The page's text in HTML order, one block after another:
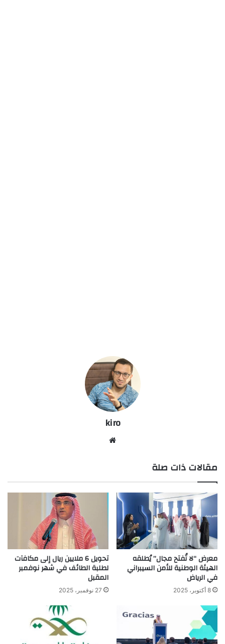
kiro
مقالات ذات صلة
معرض “لا تُفتح مجال” يُطلقه
الهيئة الوطنية للأمن السيبراني
في الرياض
8 أكتوبر، 2025
تحويل 6 ملايين ريال إلى مكافآت
لطلبة الطائف في شهر نوفمبر
المقبل
27 نوفمبر، 2025